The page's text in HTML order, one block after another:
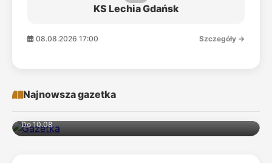
KS Lechia Gdańsk
08.08.2026 17:00 Szczegóły →
Najnowsza gazetka
Do 10.08